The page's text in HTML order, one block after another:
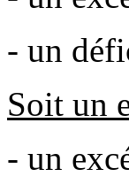
- un
Soit un
- un